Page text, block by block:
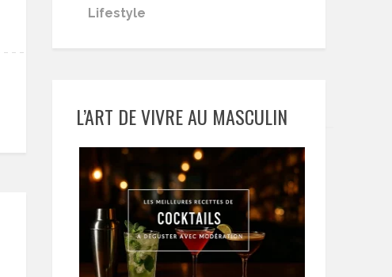
Lifestyle
L’ART DE VIVRE AU MASCULIN